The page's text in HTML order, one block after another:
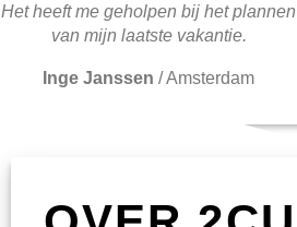
Het heeft me geholpen bij het plannen
van mijn laatste vakantie.
Inge Janssen /Amsterdam